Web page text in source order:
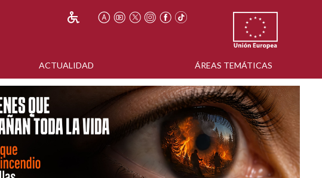
ACTUALIDAD ÁREAS TEMÁTICAS